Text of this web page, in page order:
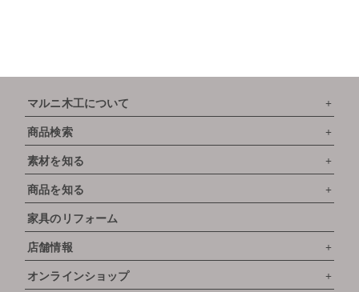
マルニ木工について
商品検索
素材を知る
商品を知る
家具のリフォーム
店舗情報
オンラインショップ